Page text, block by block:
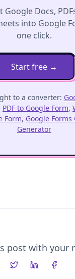
Google Docs,
into Google
one click.
Start free →
to a converter:
PDF to Google Form,
Form, Google Forms
Generator
post with your